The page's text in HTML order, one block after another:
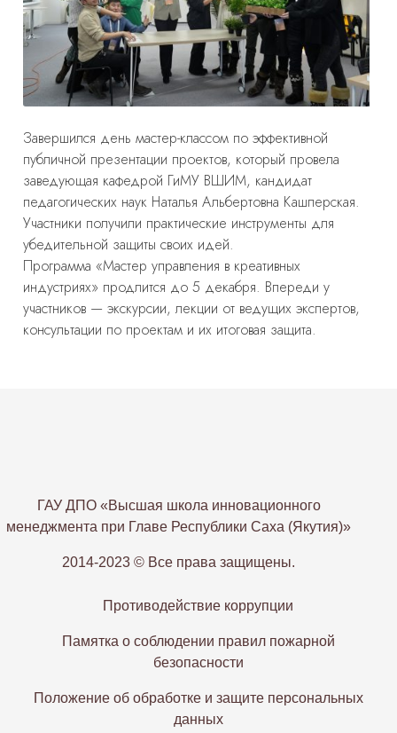
Завершился день мастер-классом по эффективной
публичной презентации проектов, который провела
заведующая кафедрой ГиМУ ВШИМ, кандидат
педагогических наук Наталья Альбертовна Кашперская.
Участники получили практические инструменты для
убедительной защиты своих идей.
Программа «Мастер управления в креативных
индустриях» продлится до 5 декабря. Впереди у
участников — экскурсии, лекции от ведущих экспертов,
консультации по проектам и их итоговая защита.
ГАУ ДПО «Высшая школа инновационного
менеджмента при Главе Республики Саха (Якутия)»
2014-2023 © Все права защищены.
Противодействие коррупции
Памятка о соблюдении правил пожарной
безопасности
Положение об обработке и защите персональных
данных